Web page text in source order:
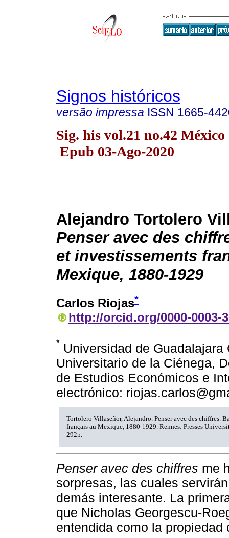
Signos históricos
versão impressa ISSN 1665-
Sig. his vol.21 no.42
Epub 03-Ago-2020
Alejandro Tortolero
Penser avec des
et investissements
Mexique, 1880-1929
Carlos Riojas*
http://orcid.org/0000-0003-
* Universidad de Guadalajara
Universitario de la Ciénega,
de Estudios Económicos e
electrónico:
Tortolero Villaseñor, Alejandro. Penser avec des chiffres.
français au Mexique, 1880-1929. Rennes: Presses
292p.
Penser avec des chiffres me
sorpresas, las cuales
demás interesante. La
que Nicholas Georgescu-
entendida como la